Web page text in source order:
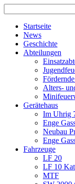
Startseite
News
Geschichte
Abteilungen
Alters-
Gerätehaus
Im Uhrig
Enge
Neubau
Enge
Fahrzeuge
LF 20
LF 10
MTF